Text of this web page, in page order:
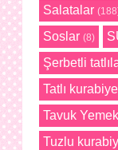
Salatalar
Soslar (8)
Şerbetli
Tatlı kurabiye
Tavuk
Tuzlu